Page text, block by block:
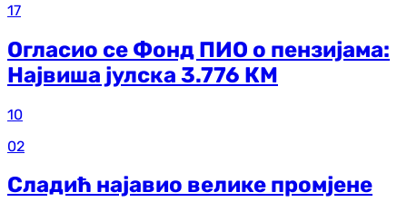
17
Огласио се Фонд ПИО о пензијама:
Највиша јулска 3.776 КМ
10
02
Сладић најавио велике промјене